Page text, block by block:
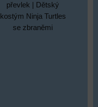
převlek | Dětský
kostým Ninja Turtles
se zbraněmi